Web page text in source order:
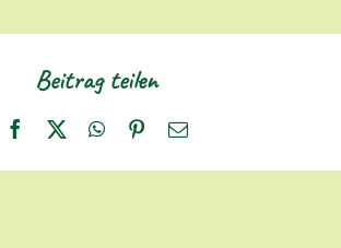
Beitrag teilen
Facebook
X WhatsApp
Pinterest
E-